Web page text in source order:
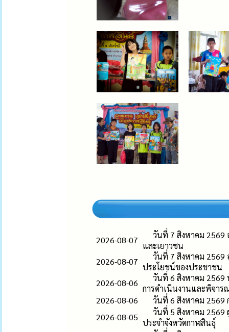
2026-08-07
วันที่ 7 สิงหาคม 2569
และเยาวชน
2026-08-07
วันที่ 7 สิงหาคม
ประโยชน์ของประชาชน
2026-08-06
วันที่ 6 สิงหาคม 2569
การดำเนินงานและพิจาร
2026-08-06
วันที่ 6 สิงหาคม 2569
2026-08-05
วันที่ 5 สิงหาคม 2569
ประจำจังหวัดกาฬสินธุ์